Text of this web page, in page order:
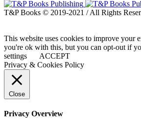
T&P Books © 2019-2021 / All Rights
This website uses cookies to improve your
you're ok with this, but you can opt-out if
settings
ACCEPT
Privacy & Cookies Policy
Close
Privacy Overview